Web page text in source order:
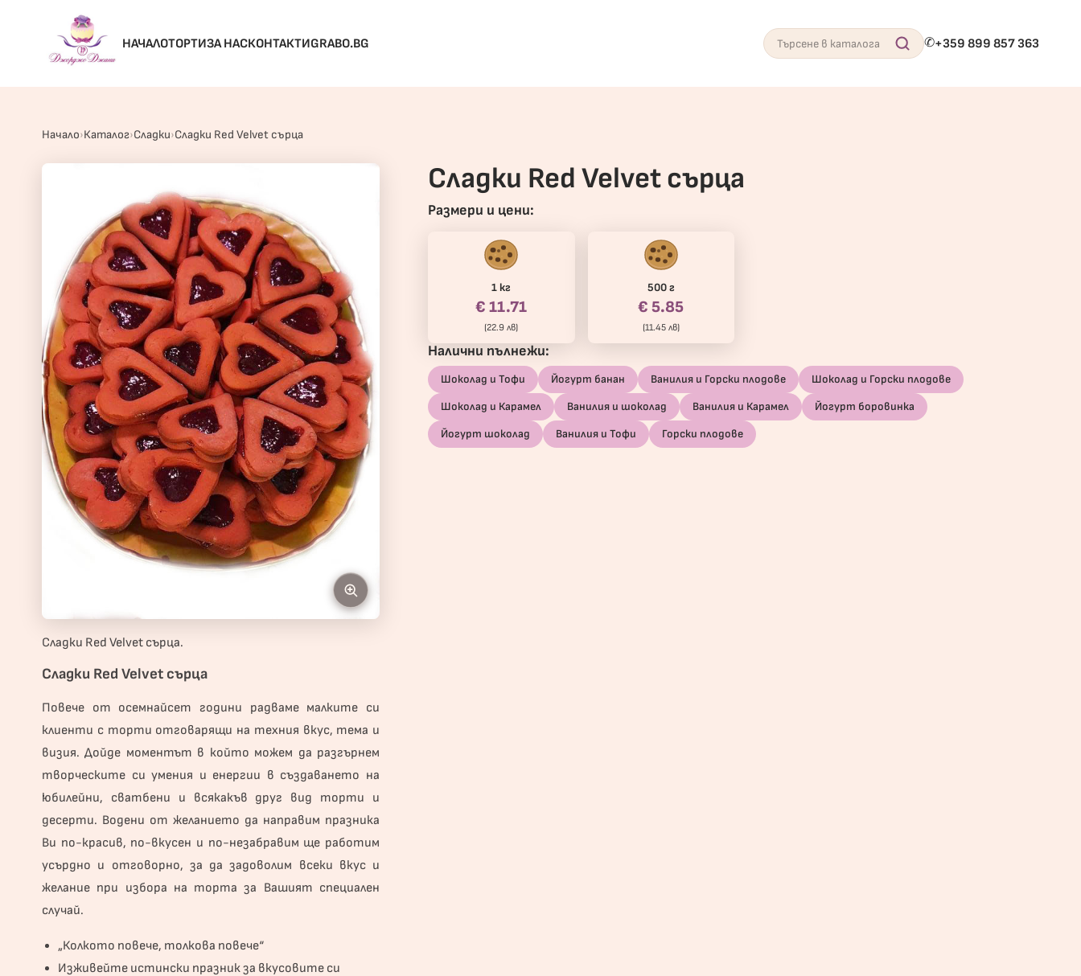
НАЧАЛОТОРТИЗА НАСКОНТАКТИGRABO.BG
Search
✆+359 899 857 363
Начало Каталог Сладки Сладки Red Velvet сърца
Сладки Red Velvet сърца.
Сладки Red Velvet сърца
Повече от осемнайсет години радваме малките си
клиенти с торти отговарящи на техния вкус, тема и
визия. Дойде моментът в който можем да разгърнем
творческите си умения и енергии в създаването на
юбилейни, сватбени и всякакъв друг вид торти и
десерти. Водени от желанието да направим празника
Ви по-красив, по-вкусен и по-незабравим ще работим
усърдно и отговорно, за да задоволим всеки вкус и
желание при избора на торта за Вашият специален
случай.
„Колкото повече, толкова повече“
Изживейте истински празник за вкусовите си
Сладки Red Velvet сърца
Размери и цени:
1 кг
€ 11.71
(22.9 лв)
500 г
€ 5.85
(11.45 лв)
Налични пълнежи:
Шоколад и Тофи Йогурт банан Ванилия и Горски плодове
Шоколад и Горски плодове
Шоколад и Карамел
Ванилия и шоколад Ванилия и Карамел
Йогурт боровинка
Йогурт шоколад
Ванилия и Тофи Горски плодове